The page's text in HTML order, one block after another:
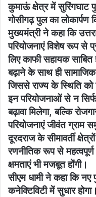
कुमाऊं क्षेत्र में
गोसीगढ़ पुल का लोकार्पण
मुख्यमंत्री ने कहा कि
परियोजनाएं विशेष रूप से
लिए काफी सहायक साबित
बढ़ाने के साथ ही
जिससे राज्य के स्थिति
इन परियोजनाओं से न
बढ़ावा मिलेगा, बल्कि
परियोजनाएं जीवंत ग्राम
दूरदराज के सीमावर्ती
रणनीतिक रूप से
क्षमताएं भी मजबूत होंगी।
सीएम धामी ने कहा कि नए
कनेक्टिविटी में सुधार